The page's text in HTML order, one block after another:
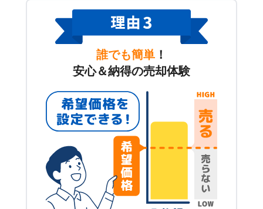
誰でも簡単 ！
安心＆納得の売却体験